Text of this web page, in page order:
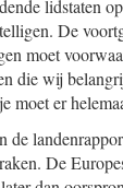
lidstaten
De
moet
die wij
moet er
De